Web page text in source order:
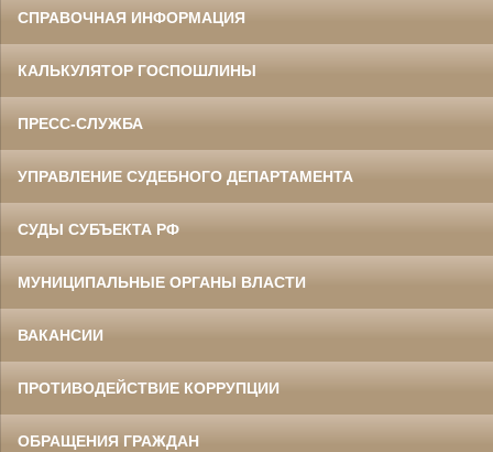
СПРАВОЧНАЯ ИНФОРМАЦИЯ
КАЛЬКУЛЯТОР ГОСПОШЛИНЫ
ПРЕСС-СЛУЖБА
УПРАВЛЕНИЕ СУДЕБНОГО ДЕПАРТАМЕНТА
СУДЫ СУБЪЕКТА РФ
МУНИЦИПАЛЬНЫЕ ОРГАНЫ ВЛАСТИ
ВАКАНСИИ
ПРОТИВОДЕЙСТВИЕ КОРРУПЦИИ
ОБРАЩЕНИЯ ГРАЖДАН